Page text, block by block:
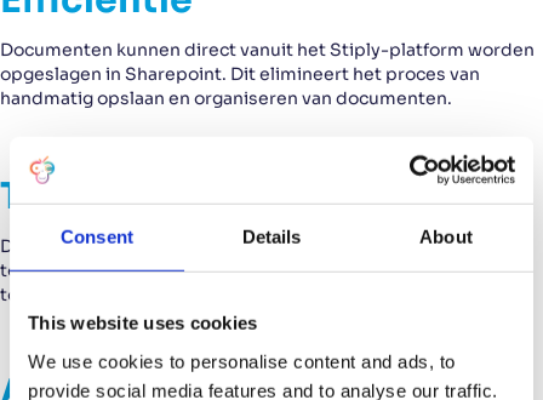
Consent Details About
This website uses cookies
We use cookies to personalise content and ads, to
provide social media features and to analyse our traffic.
Documenten kunnen direct vanuit het Stiply-platform worden
opgeslagen in Sharepoint. Dit elimineert het proces van
handmatig opslaan en organiseren van documenten.
Toegankelijkheid
Door documenten in Sharepoint op te slaan, zijn ze
toegankelijk voor alle medewerkers met de juiste
toegangsrechten, ongeacht hun locatie.